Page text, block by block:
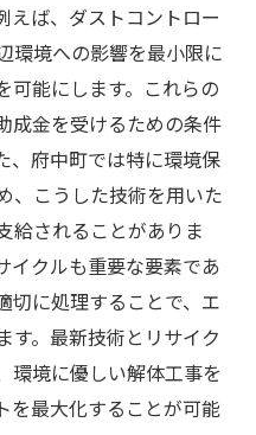
えば、ダストコントロー
環境への影響を最小限に
可能にします。これらの
成金を受けるための条件
、府中町では特に環境保
、こうした技術を用いた
給されることがありま
イクルも重要な要素であ
切に処理することで、エ
す。最新技術とリサイク
環境に優しい解体工事を
を最大化することが可能